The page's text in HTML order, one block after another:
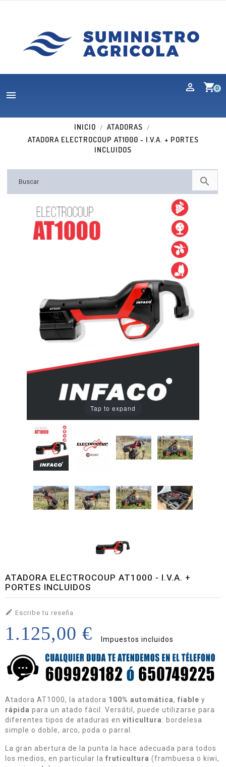
shopping_cart0

INICIO
ATADORAS
ATADORA ELECTROCOUP AT1000 - I.V.A. + PORTES
INCLUIDOS

Nuevo
Tap to expand
ATADORA ELECTROCOUP AT1000 - I.V.A. +
PORTES INCLUIDOS
 Escribe tu reseña
1.125,00 € Impuestos incluidos
Atadora AT1000, la atadora 100% automática, fiable y
rápida para un atado fácil. Versátil, puede utilizarse para
diferentes tipos de ataduras en viticultura: bordelesa
simple o doble, arco, poda o parral.
La gran abertura de la punta la hace adecuada para todos
los medios, en particular la fruticultura (frambuesa o kiwi,